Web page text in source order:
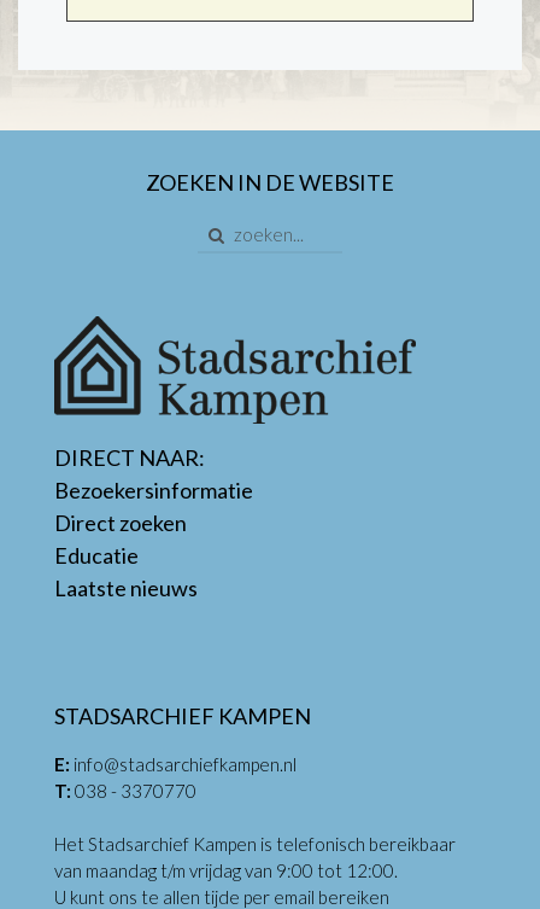
ZOEKEN IN DE WEBSITE
DIRECT NAAR:
Bezoekersinformatie
Direct zoeken
Educatie
Laatste nieuws
STADSARCHIEF KAMPEN
E: info@stadsarchiefkampen.nl
T: 038 - 3370770
Het Stadsarchief Kampen is telefonisch bereikbaar
van maandag t/m vrijdag van 9:00 tot 12:00.
U kunt ons te allen tijde per email bereiken